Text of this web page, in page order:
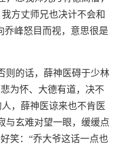
方丈师兄也决计不会和
乔峰怒目而视，意思很是
则的话，薛神医碍于少林
为怀、大德有道，决不
，薛神医谅来也不肯医
与玄难对望一眼，缓缓点
笑：“乔大爷这话一点也